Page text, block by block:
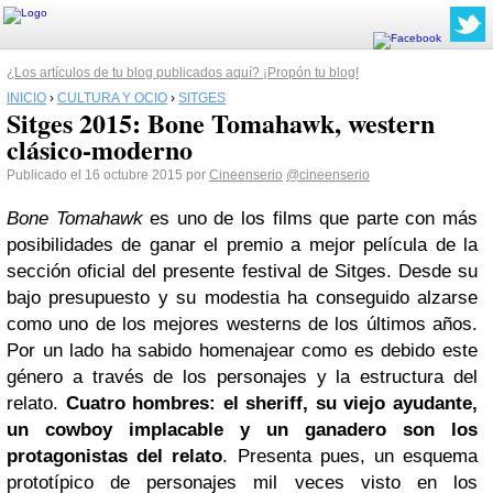
¿Los artículos de tu blog publicados aquí? ¡Propón tu blog!
INICIO › CULTURA Y OCIO › SITGES
Sitges 2015: Bone Tomahawk, western
clásico-moderno
Publicado el 16 octubre 2015 por Cineenserio @cineenserio
Bone Tomahawkes uno de los films que parte con más
posibilidades de ganar el premio a mejor película de la
sección oficial del presente festival de Sitges. Desde su
bajo presupuesto y su modestia ha conseguido alzarse
como uno de los mejores westerns de los últimos años.
Por un lado ha sabido homenajear como es debido este
género a través de los personajes y la estructura del
relato. Cuatro hombres: el sheriff, su viejo ayudante,
un cowboy implacable y un ganadero son los
protagonistas del relato. Presenta pues, un esquema
prototípico de personajes mil veces visto en los